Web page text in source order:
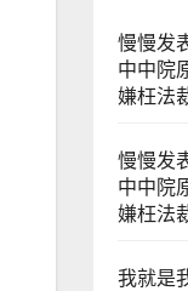
慢慢发
中中院
嫌枉法
慢慢发
中中院
嫌枉法
我就是